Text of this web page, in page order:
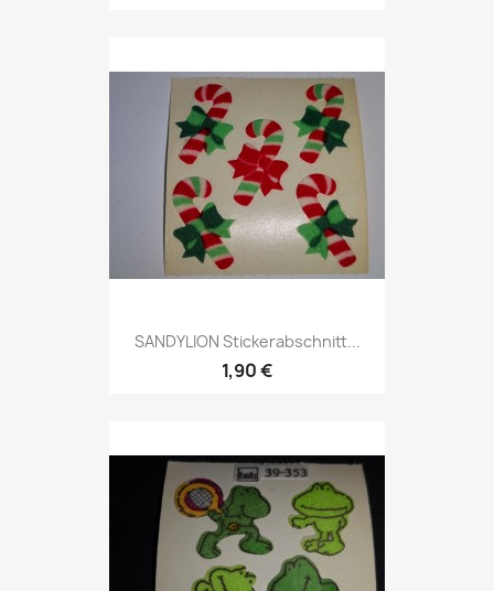
SANDYLION Stickerabschnitt...
1,90 €